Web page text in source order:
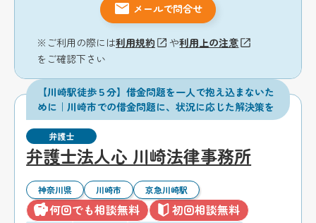
メールで問合せ
※ご利用の際には利用規約 や利用上の注意
をご確認下さい
【川崎駅徒歩５分】借金問題を一人で抱え込まないた
めに｜川崎市での借金問題に、状況に応じた解決策を
弁護士
弁護士法人心 川崎法律事務所
神奈川県 川崎市 京急川崎駅
何回でも相談無料 初回相談無料